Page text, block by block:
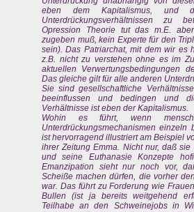
eben dem Kapitalismus, und
Unterdrückungsverhältnissen zu
Opression Theorie tut das m.E.
zugeben muß, kein Experte für den
sein). Das Patriarchat, mit dem wir es
z.B. nicht zu verstehen ohne es im
aktuellen Verwertungsbedingungen
Das gleiche gilt für alle anderen
Sie sind gesellschaftliche
beeinflussen und bedingen und
Verhältnisse ist eben der Kapitalismus.
Wohin es führt, wenn
Unterdrückungsmechanismen einzeln
ist hervorragend illustriert am Beispiel
ihrer Zeitung Emma. Nicht nur, daß
und seine Euthanasie Konzepte
Emanzipation sieht nur noch vor,
Scheiße machen dürfen, die vorher
war. Das führt zu Forderung wie
Bullen (ist ja bereits weitgehend
Teilhabe an den Schweinejobs in